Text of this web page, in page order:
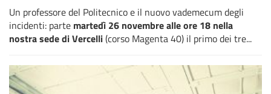
Un professore del Politecnico e il nuovo vademecum degli
incidenti: parte martedì 26 novembre alle ore 18 nella
nostra sede di Vercelli(corso Magenta 40) il primo dei tre...